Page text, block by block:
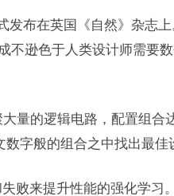
发布在英国《自然》杂志
不逊色于人类设计师需要
量的逻辑电路，配置组合
字般的组合之中找出最佳
败来提升性能的强化学习